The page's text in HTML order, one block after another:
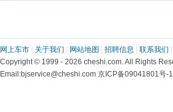
网上车市 关于我们 网站地图 招聘信息 联系我们
Copyright © 1999 - 2026 cheshi.com. All Rights
Email:bjservice@cheshi.com 京ICP备09041801号-